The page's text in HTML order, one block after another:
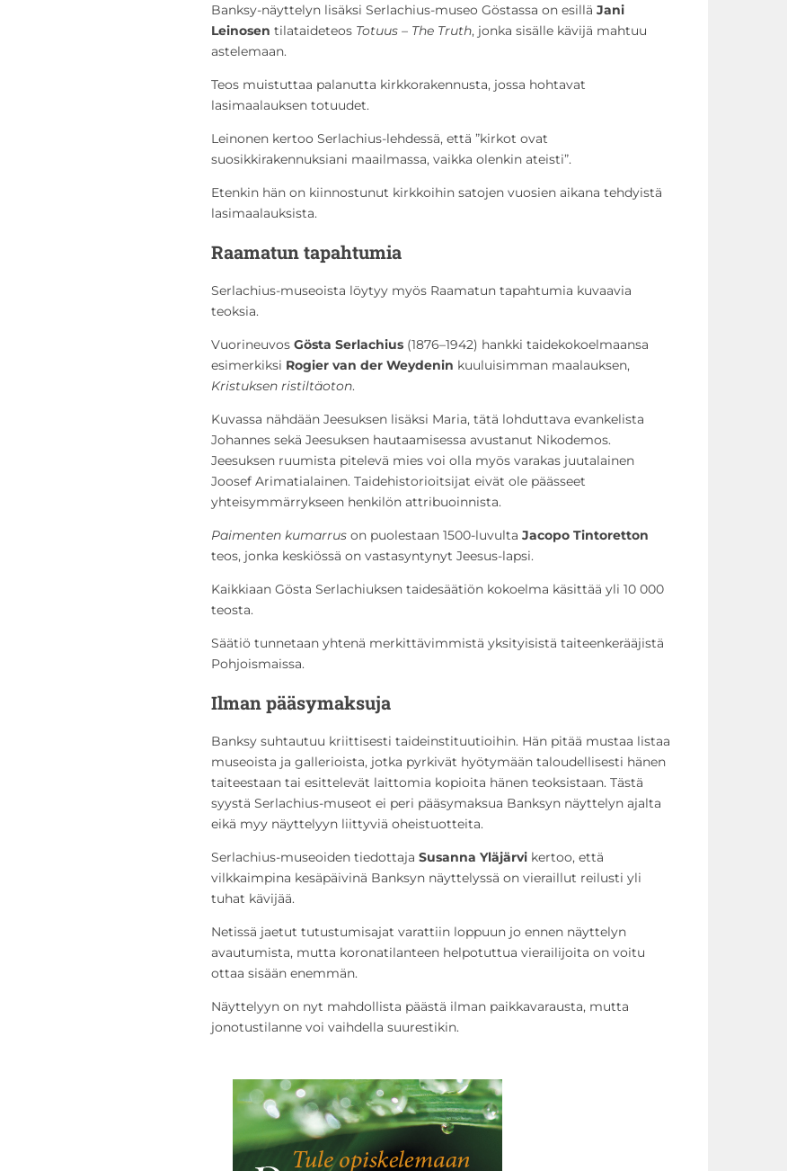
Banksy-näyttelyn lisäksi Serlachius-museo Göstassa on esillä Jani
Leinosen tilataideteosTotuus – The Truth, jonka sisälle kävijä mahtuu
astelemaan.
Teos muistuttaa palanutta kirkkorakennusta, jossa hohtavat
lasimaalauksen totuudet.
Leinonen kertoo Serlachius-lehdessä, että ”kirkot ovat
suosikkirakennuksiani maailmassa, vaikka olenkin ateisti”.
Etenkin hän on kiinnostunut kirkkoihin satojen vuosien aikana tehdyistä
lasimaalauksista.
Raamatun tapahtumia
Serlachius-museoista löytyy myös Raamatun tapahtumia kuvaavia
teoksia.
Vuorineuvos Gösta Serlachius(1876–1942) hankki taidekokoelmaansa
esimerkiksi Rogier van der Weydenin kuuluisimman maalauksen,
Kristuksen ristiltäoton.
Kuvassa nähdään Jeesuksen lisäksi Maria, tätä lohduttava evankelista
Johannes sekä Jeesuksen hautaamisessa avustanut Nikodemos.
Jeesuksen ruumista pitelevä mies voi olla myös varakas juutalainen
Joosef Arimatialainen. Taidehistorioitsijat eivät ole päässeet
yhteisymmärrykseen henkilön attribuoinnista.
Paimenten kumarruson puolestaan 1500-luvulta Jacopo Tintoretton
teos, jonka keskiössä on vastasyntynyt Jeesus-lapsi.
Kaikkiaan Gösta Serlachiuksen taidesäätiön kokoelma käsittää yli 10 000
teosta.
Säätiö tunnetaan yhtenä merkittävimmistä yksityisistä taiteenkerääjistä
Pohjoismaissa.
Ilman pääsymaksuja
Banksy suhtautuu kriittisesti taideinstituutioihin. Hän pitää mustaa listaa
museoista ja gallerioista, jotka pyrkivät hyötymään taloudellisesti hänen
taiteestaan tai esittelevät laittomia kopioita hänen teoksistaan. Tästä
syystä Serlachius-museot ei peri pääsymaksua Banksyn näyttelyn ajalta
eikä myy näyttelyyn liittyviä oheistuotteita.
Serlachius-museoiden tiedottaja Susanna Yläjärvikertoo, että
vilkkaimpina kesäpäivinä Banksyn näyttelyssä on vieraillut reilusti yli
tuhat kävijää.
Netissä jaetut tutustumisajat varattiin loppuun jo ennen näyttelyn
avautumista, mutta koronatilanteen helpotuttua vierailijoita on voitu
ottaa sisään enemmän.
Näyttelyyn on nyt mahdollista päästä ilman paikkavarausta, mutta
jonotustilanne voi vaihdella suurestikin.